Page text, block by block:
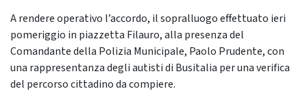
A rendere operativo l’accordo, il sopralluogo effettuato ieri
pomeriggio in piazzetta Filauro, alla presenza del
Comandante della Polizia Municipale, Paolo Prudente, con
una rappresentanza degli autisti di Busitalia per una verifica
del percorso cittadino da compiere.